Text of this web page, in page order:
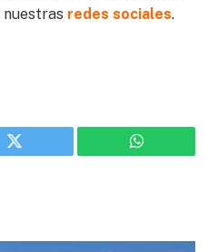
nuestras redes sociales.
Twitter WhatsApp